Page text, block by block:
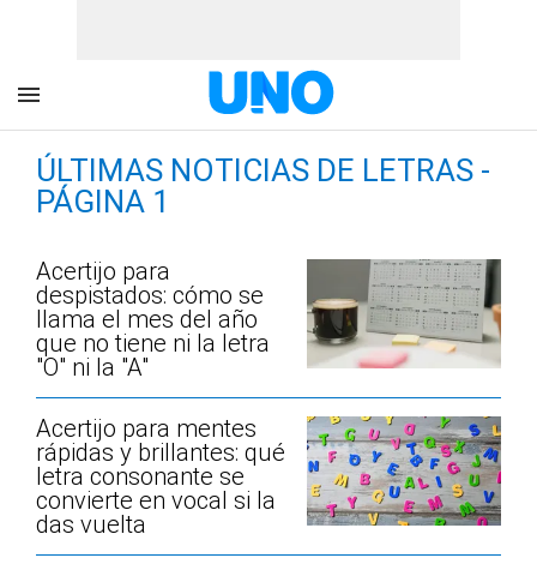
ÚLTIMAS NOTICIAS DE LETRAS -
PÁGINA 1
Acertijo para
despistados: cómo se
llama el mes del año
que no tiene ni la letra
"O" ni la "A"
Acertijo para mentes
rápidas y brillantes: qué
letra consonante se
convierte en vocal si la
das vuelta